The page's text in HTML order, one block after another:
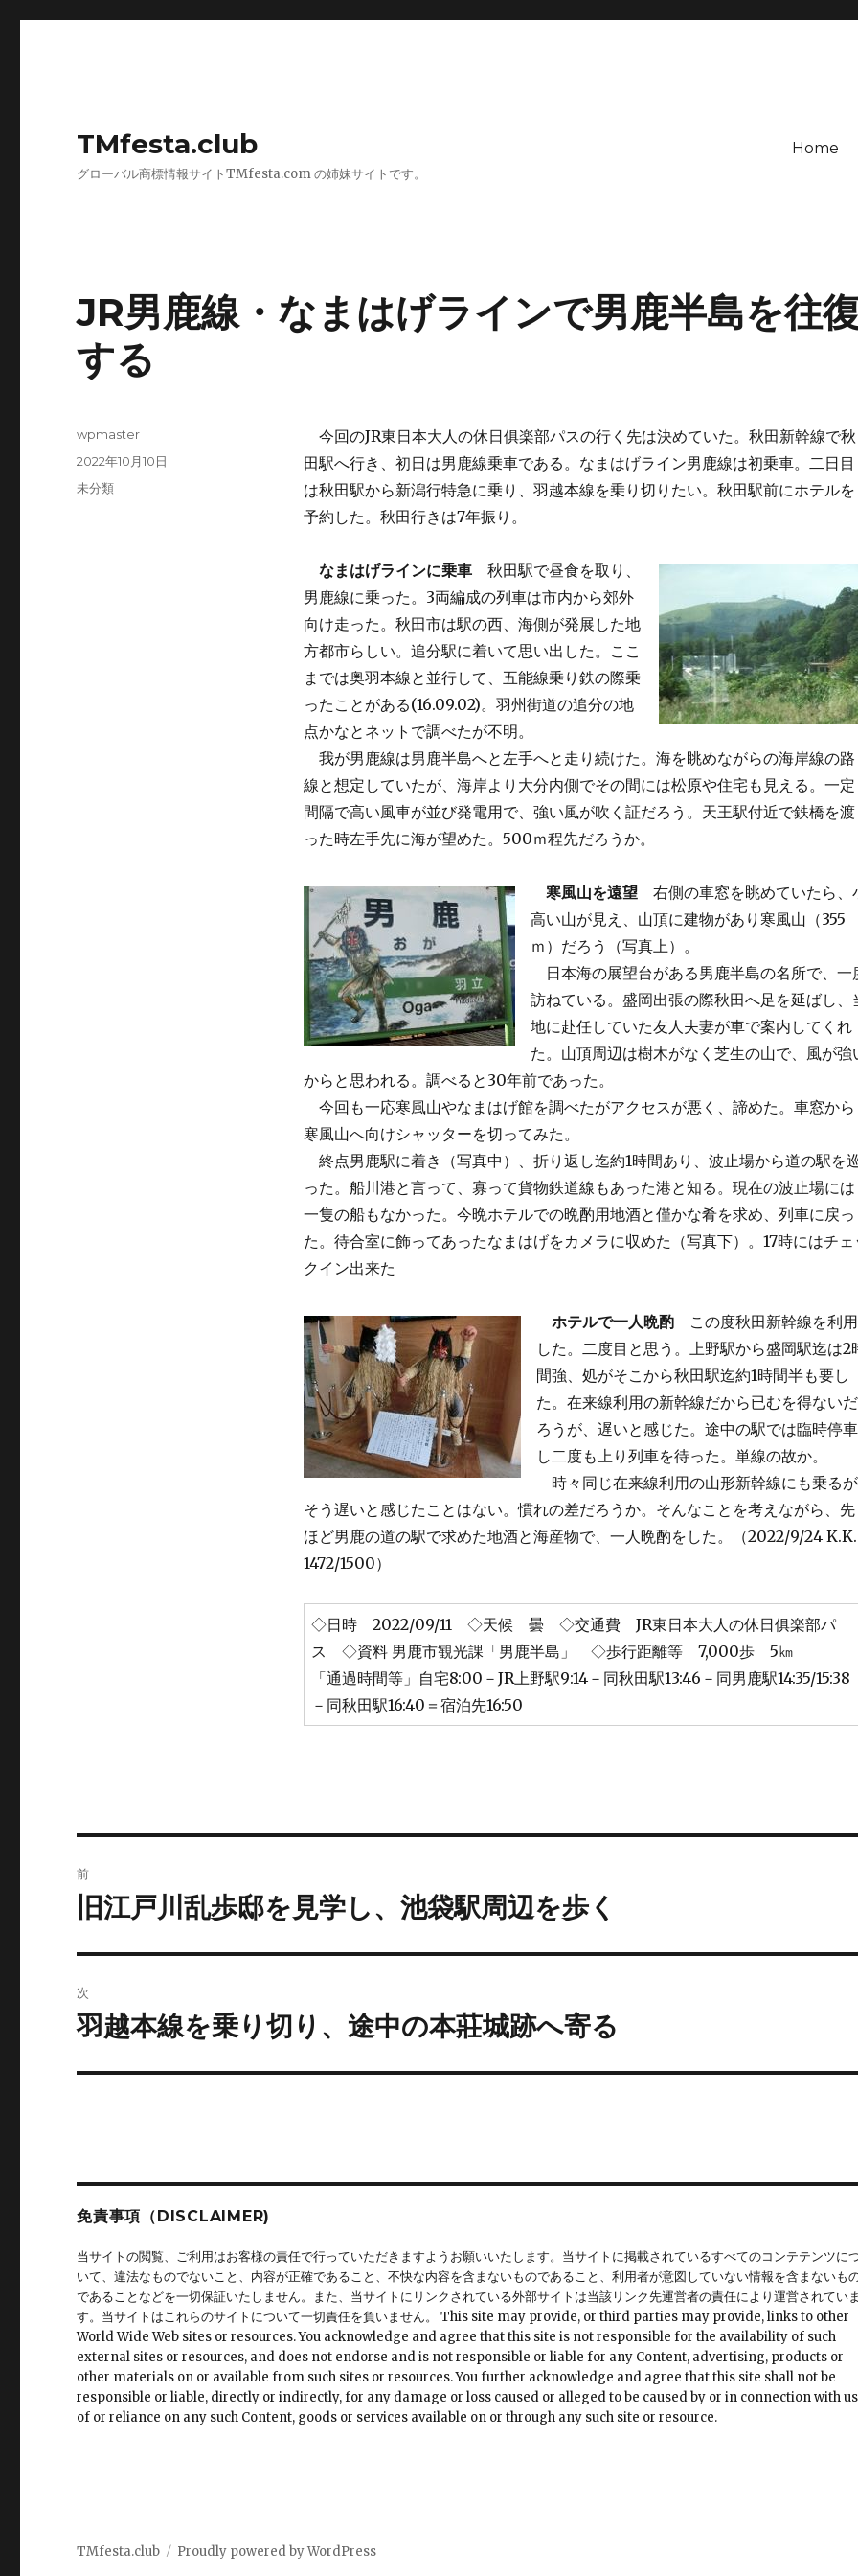
TMfesta.club
グローバル商標情報サイトTMfesta.com の姉妹サイトです。
Home
JR男鹿線・なまはげラインで男鹿半島を往
する
今回のJR東日本大人の休日俱楽部パスの行く先は決めていた。秋田新幹線で秋
田駅へ行き、初日は男鹿線乗車である。なまはげライン男鹿線は初乗車。二日目
は秋田駅から新潟行特急に乗り、羽越本線を乗り切りたい。秋田駅前にホテルを
予約した。秋田行きは7年振り。
なまはげラインに乗車秋田駅で昼食を取り、
男鹿線に乗った。3両編成の列車は市内から郊外
向け走った。秋田市は駅の西、海側が発展した地
方都市らしい。追分駅に着いて思い出した。ここ
までは奥羽本線と並行して、五能線乗り鉄の際乗
ったことがある(16.09.02)。羽州街道の追分の地
点かなとネットで調べたが不明。
我が男鹿線は男鹿半島へと左手へと走り続けた。海を眺めながらの海岸線の路
線と想定していたが、海岸より大分内側でその間には松原や住宅も見える。一定
間隔で高い風車が並び発電用で、強い風が吹く証だろう。天王駅付近で鉄橋を渡
った時左手先に海が望めた。500ｍ程先だろうか。
寒風山を遠望右側の車窓を眺めていたら、
高い山が見え、山頂に建物があり寒風山（355
ｍ）だろう（写真上）。
日本海の展望台がある男鹿半島の名所で、一
訪ねている。盛岡出張の際秋田へ足を延ばし、
地に赴任していた友人夫妻が車で案内してくれ
た。山頂周辺は樹木がなく芝生の山で、風が強
からと思われる。調べると30年前であった。
今回も一応寒風山やなまはげ館を調べたがアクセスが悪く、諦めた。車窓から
寒風山へ向けシャッターを切ってみた。
終点男鹿駅に着き（写真中）、折り返し迄約1時間あり、波止場から道の駅を
った。船川港と言って、寡って貨物鉄道線もあった港と知る。現在の波止場には
一隻の船もなかった。今晩ホテルでの晩酌用地酒と僅かな肴を求め、列車に戻っ
た。待合室に飾ってあったなまはげをカメラに収めた（写真下）。17時にはチェ
クイン出来た
ホテルで一人晩酌この度秋田新幹線を利用
した。二度目と思う。上野駅から盛岡駅迄は2
間強、処がそこから秋田駅迄約1時間半も要し
た。在来線利用の新幹線だから已むを得ないだ
ろうが、遅いと感じた。途中の駅では臨時停車
し二度も上り列車を待った。単線の故か。
時々同じ在来線利用の山形新幹線にも乗るが
そう遅いと感じたことはない。慣れの差だろうか。そんなことを考えながら、先
ほど男鹿の道の駅で求めた地酒と海産物で、一人晩酌をした。（2022/9/24 K.K.
1472/1500）
◇日時 2022/09/11 ◇天候 曇 ◇交通費 JR東日本大人の休日俱楽部パ
ス ◇資料 男鹿市観光課「男鹿半島」 ◇歩行距離等 7,000歩 5㎞
「通過時間等」自宅8:00－JR上野駅9:14－同秋田駅13:46－同男鹿駅14:35/15:38
－同秋田駅16:40＝宿泊先16:50
投
wpmaster
投
稿
2022年10月10日
カ
未分類
稿
ゲ
ン
前
前
投
稿:
旧江戸川乱歩邸を見学し、池袋駅周辺を歩く
次
次
投
羽越本線を乗り切り、途中の本莊城跡へ寄る
免責事項（DISCLAIMER)
当サイトの閲覧、ご利用はお客様の責任で行っていただきますようお願いいたします。当サイトに掲載されているすべてのコンテテンツに
いて、違法なものでないこと、内容が正確であること、不快な内容を含まないものであること、利用者が意図していない情報を含まないも
であることなどを一切保証いたしません。また、当サイトにリンクされている外部サイトは当該リンク先運営者の責任により運営されてい
す。当サイトはこれらのサイトについて一切責任を負いません。 This site may provide, or third parties may provide, links to other
World Wide Web sites or resources. You acknowledge and agree that this site is not responsible for the availability of such
external sites or resources, and does not endorse and is not responsible or liable for any Content, advertising, products or
other materials on or available from such sites or resources. You further acknowledge and agree that this site shall not be
responsible or liable, directly or indirectly, for any damage or loss caused or alleged to be caused by or in connection with
of or reliance on any such Content, goods or services available on or through any such site or resource.
TMfesta.club Proudly powered by WordPress